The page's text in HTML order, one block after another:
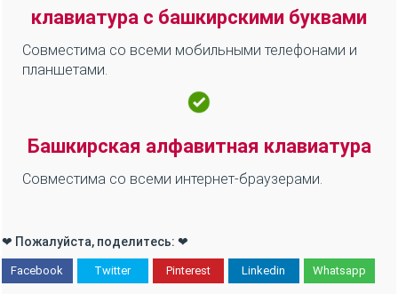
Russian keyboard (English Version)
Bashkir keyboard (French Version)
clavier arab (Version française)